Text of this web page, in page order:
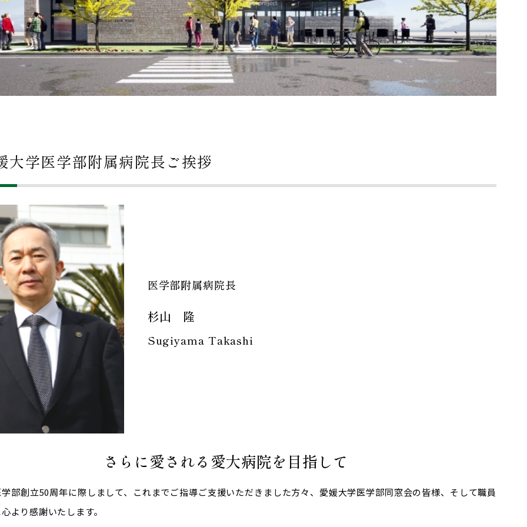
大学医学部附属病院長ご挨拶
医学部附属病院長
杉山 隆
Sugiyama Takashi
さらに愛される愛大病院を目指して
部創立50周年に際しまして、これまでご指導ご支援いただきました方々、愛媛大学医学部同窓会の皆様、そして職員
より感謝いたします。